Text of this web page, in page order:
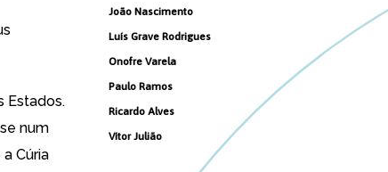
Estados.
num
Cúria
João Nascimento
Luís Grave Rodrigues
Onofre Varela
Paulo Ramos
Ricardo Alves
Vítor Julião